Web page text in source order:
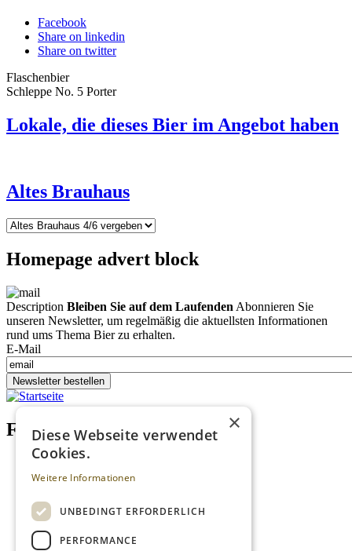
Facebook
Share on linkedin
Share on twitter
Flaschenbier
Schleppe No. 5 Porter
Lokale, die dieses Bier im Angebot haben
Altes Brauhaus
Homepage advert block
Description Bleiben Sie auf dem Laufenden Abonnieren Sie
unseren Newsletter, um regelmäßig die aktuellsten Informationen
rund ums Thema Bier zu erhalten.
E-Mail
Newsletter bestellen
Footer menu (DE)
Datenschutzrichtlinien
Impressum
Mediadaten
AGB
Newsletter
×
Diese Webseite verwendet
Cookies.
Weitere Informationen
UNBEDINGT ERFORDERLICH
PERFORMANCE